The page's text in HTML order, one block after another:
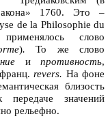
1760. Это –
de la Philosophie du
слово
).То же слово
ипротивность,
франц.revers. На фоне
близость
значений
рельефно.